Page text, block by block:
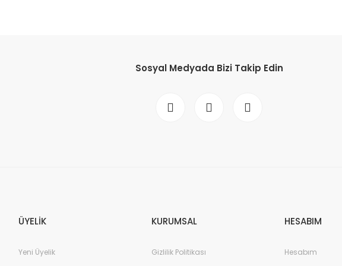
Sosyal Medyada Bizi Takip Edin
ÜYELİK
Yeni Üyelik
KURUMSAL
Gizlilik Politikası
HESABIM
Hesabım